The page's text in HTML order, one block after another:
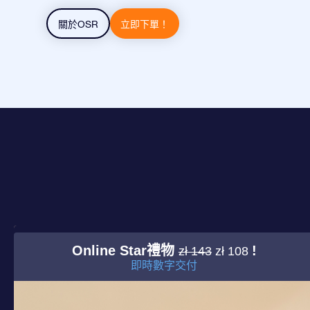
關於OSR 立即下單！
Online Star禮物zł 143 zł 108 !
即時數字交付